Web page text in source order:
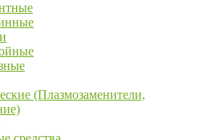
(Плазмозаменители,